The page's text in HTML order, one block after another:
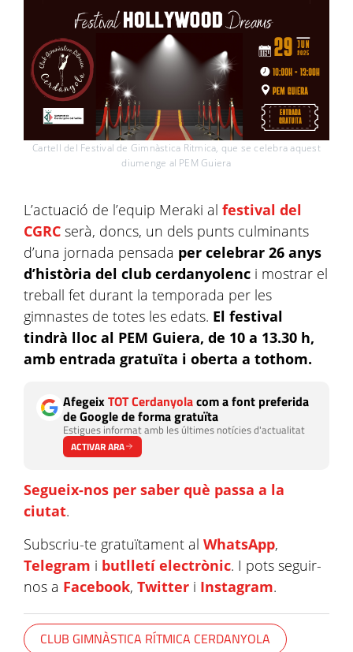
Cartell del Festival de Gimnàstica Ritmica, que se celebra aquest
diumenge al PEM Guiera
L’actuació de l’equip Meraki al festival del
CGRC serà, doncs, un dels punts culminants
d’una jornada pensada per celebrar 26 anys
d’història del club cerdanyolenc i mostrar el
treball fet durant la temporada per les
gimnastes de totes les edats. El festival
tindrà lloc al PEM Guiera, de 10 a 13.30 h,
amb entrada gratuïta i oberta a tothom.
AfegeixTOT Cerdanyolacom a font preferida
de Google de forma gratuïta
Estigues informat amb les últimes notícies d'actualitat
ACTIVAR ARA
Segueix-nos per saber què passa a la
ciutat.
Subscriu-te gratuïtament al WhatsApp,
Telegram i butlletí electrònic. I pots seguir-
nos a Facebook, Twitter i Instagram.
CLUB GIMNÀSTICA RÍTMICA CERDANYOLA